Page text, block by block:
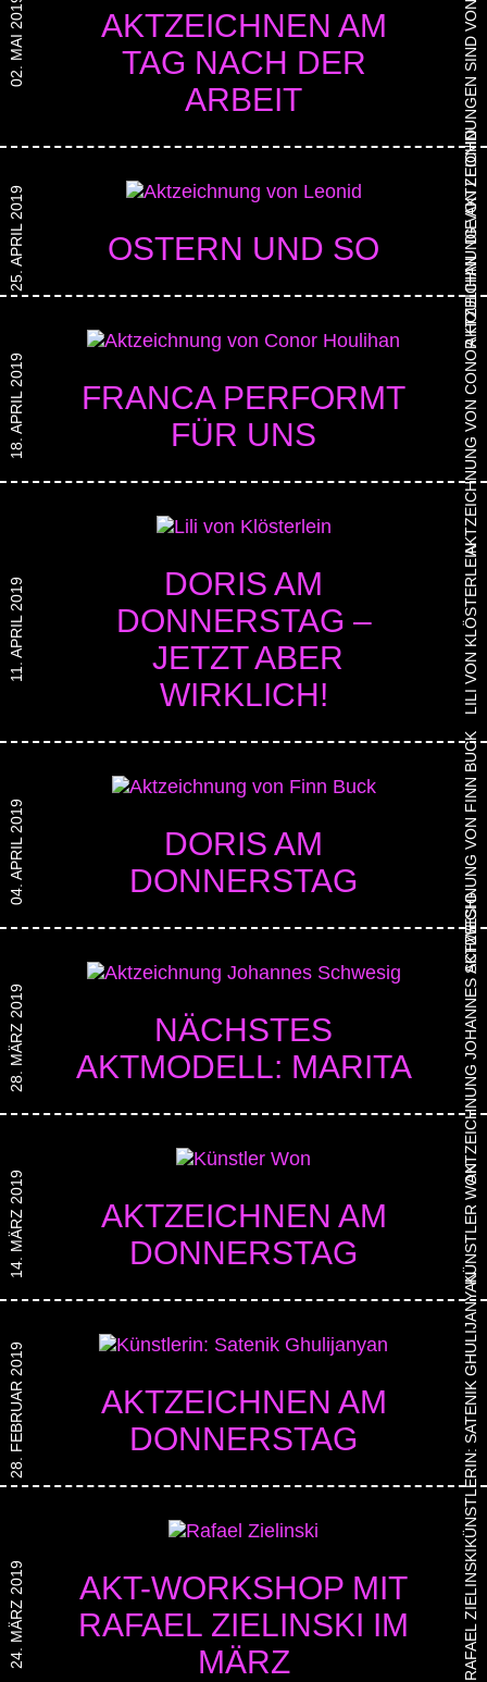
AKTZEICHNEN AM
TAG NACH DER
ARBEIT
02. MAI 2019
OSTERN UND SO
25. APRIL 2019 AKTZEICHNUNG VON LEONID
FRANCA PERFORMT
FÜR UNS
18. APRIL 2019 AKTZEICHNUNG VON CONOR HOULIHAN
DORIS AM
DONNERSTAG –
JETZT ABER
WIRKLICH!
11. APRIL 2019 LILI VON KLÖSTERLEIN
DORIS AM
DONNERSTAG
04. APRIL 2019 AKTZEICHNUNG VON FINN BUCK
NÄCHSTES
AKTMODELL: MARITA
28. MÄRZ 2019 AKTZEICHNUNG JOHANNES SCHWESIG
AKTZEICHNEN AM
DONNERSTAG
14. MÄRZ 2019 KÜNSTLER WON
AKTZEICHNEN AM
DONNERSTAG
28. FEBRUAR 2019 KÜNSTLERIN: SATENIK GHULIJANYAN
AKT-WORKSHOP MIT
RAFAEL ZIELINSKI IM
MÄRZ
24. MÄRZ 2019 RAFAEL ZIELINSKI